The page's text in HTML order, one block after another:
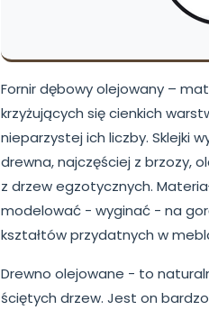
Fornir dębowy olejowany –
krzyżujących się cienkich
nieparzystej ich liczby. Sklejki
drewna, najczęściej z brzozy,
z drzew egzotycznych.
modelować - wyginać - na
kształtów przydatnych w
Drewno olejowane - to
ściętych drzew. Jest on